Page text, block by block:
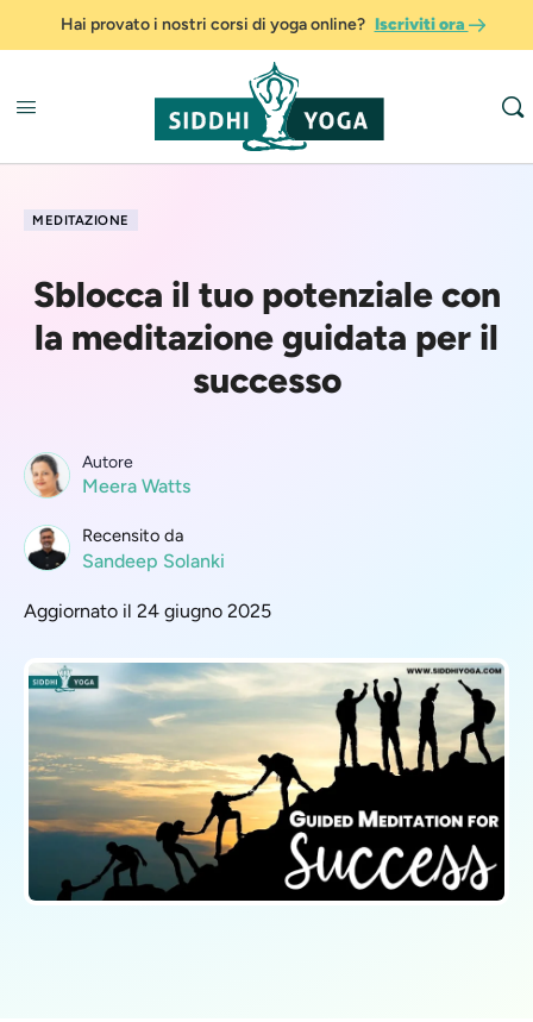
Hai provato i nostri corsi di yoga online? Iscriviti ora
MEDITAZIONE
Sblocca il tuo potenziale con
la meditazione guidata per il
successo
Autore
Meera Watts
Recensito da
Sandeep Solanki
Aggiornato il 24 giugno 2025